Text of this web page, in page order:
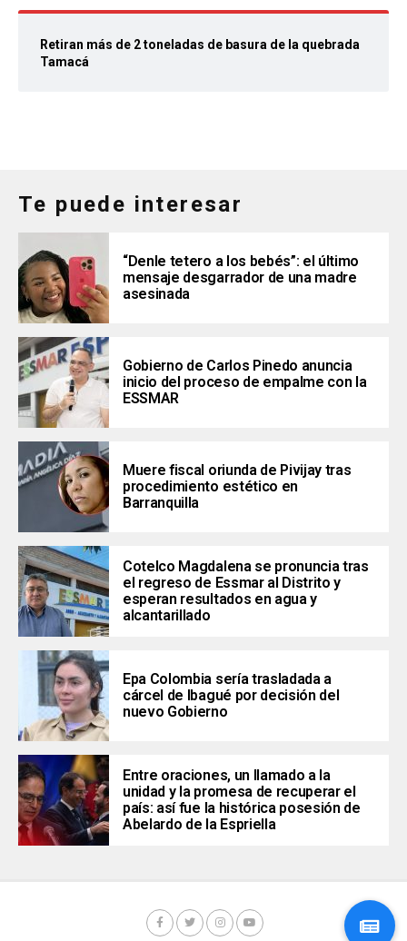
Retiran más de 2 toneladas de basura de la quebrada
Tamacá
Te puede interesar
“Denle tetero a los bebés”: el último
mensaje desgarrador de una madre
asesinada
Gobierno de Carlos Pinedo anuncia
inicio del proceso de empalme con la
ESSMAR
Muere fiscal oriunda de Pivijay tras
procedimiento estético en
Barranquilla
Cotelco Magdalena se pronuncia tras
el regreso de Essmar al Distrito y
esperan resultados en agua y
alcantarillado
Epa Colombia sería trasladada a
cárcel de Ibagué por decisión del
nuevo Gobierno
Entre oraciones, un llamado a la
unidad y la promesa de recuperar el
país: así fue la histórica posesión de
Abelardo de la Espriella